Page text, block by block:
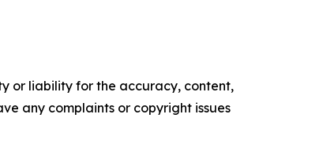
or liability for the accuracy, content,
any complaints or copyright issues